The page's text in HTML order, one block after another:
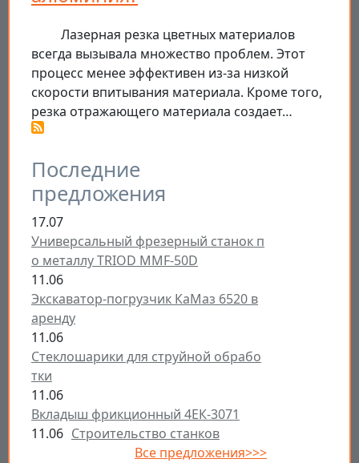
Последние
предложения
17.07
Универсальный фрезерный станок п
о металлу TRIOD MMF-50D
11.06
Экскаватор-погрузчик КаМаз 6520 в
аренду
11.06
Стеклошарики для струйной обрабо
тки
11.06
Вкладыш фрикционный 4ЕК-3071
11.06 Строительство станков
Все предложения>>>
Лазерная резка цветных материалов
всегда вызывала множество проблем. Этот
процесс менее эффективен из-за низкой
скорости впитывания материала. Кроме того,
резка отражающего материала создает…